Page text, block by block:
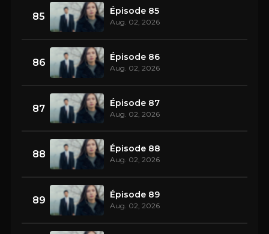
85 Épisode 85
Aug. 02, 2026
86 Épisode 86
Aug. 02, 2026
87 Épisode 87
Aug. 02, 2026
88 Épisode 88
Aug. 02, 2026
89 Épisode 89
Aug. 02, 2026